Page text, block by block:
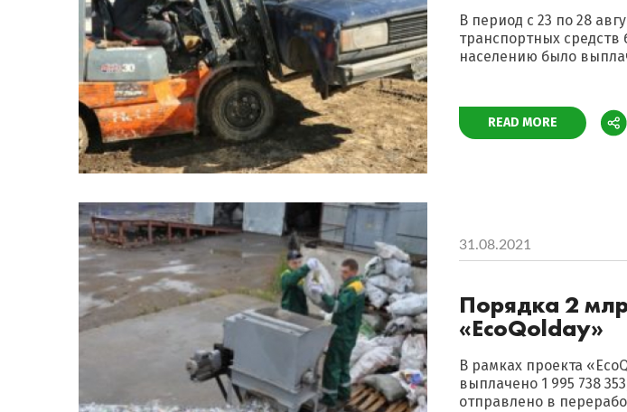
В период с 23 по 28
транспортных
населению было
READ MORE
31.08.2021
Порядка 2
«EcoQolday»
В рамках проекта
выплачено 1 995 738
отправлено в